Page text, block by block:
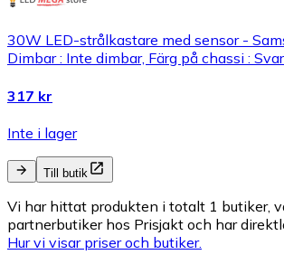
30W LED-strålkastare med sensor -
Dimbar : Inte dimbar, Färg på chassi :
317 kr
Inte i lager
Till butik
Vi har hittat produkten i totalt 1 butiker,
partnerbutiker hos Prisjakt och har
Hur vi visar priser och butiker.